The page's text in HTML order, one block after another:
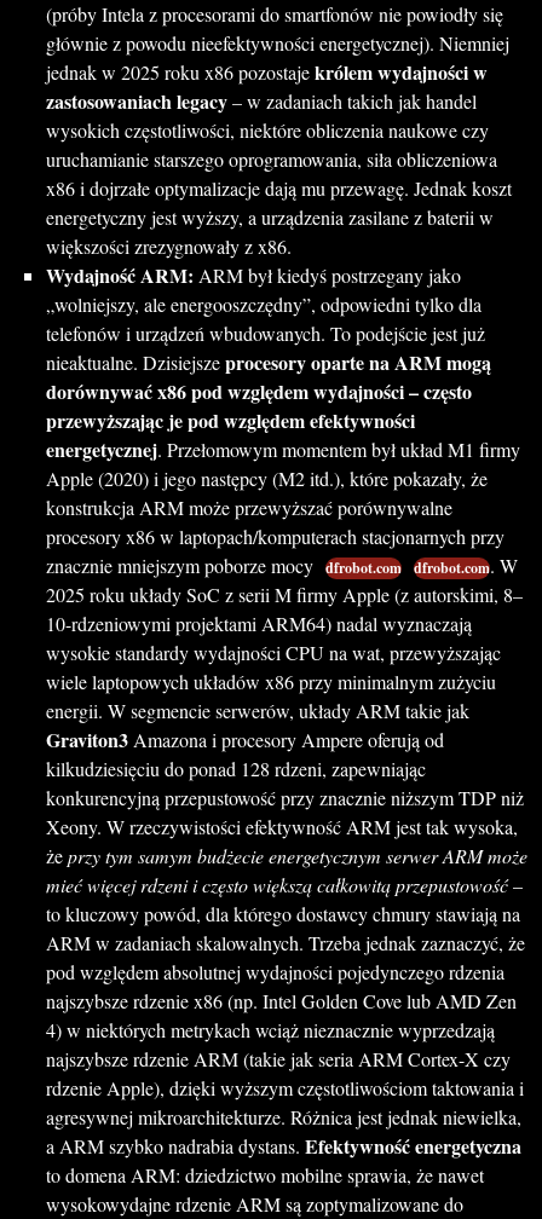
(próby Intela z procesorami do smartfonów nie powiodły się
głównie z powodu nieefektywności energetycznej). Niemniej
jednak w 2025 roku x86 pozostajekrólem wydajności w
zastosowaniach legacy– w zadaniach takich jak handel
wysokich częstotliwości, niektóre obliczenia naukowe czy
uruchamianie starszego oprogramowania, siła obliczeniowa
x86 i dojrzałe optymalizacje dają mu przewagę. Jednak koszt
energetyczny jest wyższy, a urządzenia zasilane z baterii w
większości zrezygnowały z x86.
Wydajność ARM: ARM był kiedyś postrzegany jako
„wolniejszy, ale energooszczędny”, odpowiedni tylko dla
telefonów i urządzeń wbudowanych. To podejście jest już
nieaktualne. Dzisiejszeprocesory oparte na ARM mogą
dorównywać x86 pod względem wydajności – często
przewyższając je pod względem efektywności
energetycznej. Przełomowym momentem był układ M1 firmy
Apple (2020) i jego następcy (M2 itd.), które pokazały, że
konstrukcja ARM może przewyższać porównywalne
procesory x86 w laptopach/komputerach stacjonarnych przy
znacznie mniejszym poborze mocy dfrobot.com dfrobot.com. W
2025 roku układy SoC z serii M firmy Apple (z autorskimi, 8–
10-rdzeniowymi projektami ARM64) nadal wyznaczają
wysokie standardy wydajności CPU na wat, przewyższając
wiele laptopowych układów x86 przy minimalnym zużyciu
energii. W segmencie serwerów, układy ARM takie jak
Graviton3Amazona i procesory Ampere oferują od
kilkudziesięciu do ponad 128 rdzeni, zapewniając
konkurencyjną przepustowość przy znacznie niższym TDP niż
Xeony. W rzeczywistości efektywność ARM jest tak wysoka,
żeprzy tym samym budżecie energetycznym serwer ARM może
mieć więcej rdzeni i często większą całkowitą przepustowość–
to kluczowy powód, dla którego dostawcy chmury stawiają na
ARM w zadaniach skalowalnych. Trzeba jednak zaznaczyć, że
pod względem absolutnej wydajności pojedynczego rdzenia
najszybsze rdzenie x86 (np. Intel Golden Cove lub AMD Zen
4) w niektórych metrykach wciąż nieznacznie wyprzedzają
najszybsze rdzenie ARM (takie jak seria ARM Cortex-X czy
rdzenie Apple), dzięki wyższym częstotliwościom taktowania i
agresywnej mikroarchitekturze. Różnica jest jednak niewielka,
a ARM szybko nadrabia dystans. Efektywność energetyczna
to domena ARM: dziedzictwo mobilne sprawia, że nawet
wysokowydajne rdzenie ARM są zoptymalizowane do